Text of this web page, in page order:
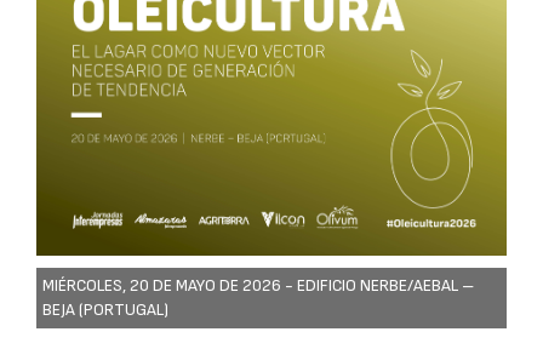
MIÉRCOLES, 20 DE MAYO DE 2026 - EDIFICIO NERBE/AEBAL –
BEJA (PORTUGAL)